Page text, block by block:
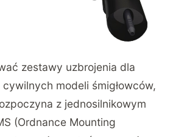
zestawy uzbrojenia dla
modeli śmigłowców,
z jednosilnikowym
(Ordnance Mounting